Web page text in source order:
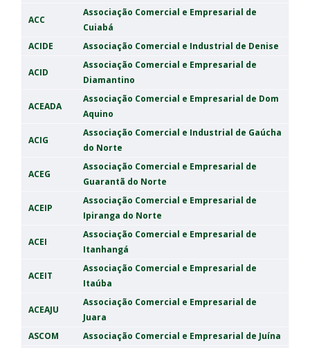
ACC
Associação Comercial e Empresarial de
Cuiabá
ACIDE
Associação Comercial e Industrial de Denise
ACID
Associação Comercial e Empresarial de
Diamantino
ACEADA
Associação Comercial e Empresarial de Dom
Aquino
ACIG
Associação Comercial e Industrial de Gaúcha
do Norte
ACEG
Associação Comercial e Empresarial de
Guarantã do Norte
ACEIP
Associação Comercial e Empresarial de
Ipiranga do Norte
ACEI
Associação Comercial e Empresarial de
Itanhangá
ACEIT
Associação Comercial e Empresarial de
Itaúba
ACEAJU
Associação Comercial e Empresarial de
Juara
ASCOM
Associação Comercial e Empresarial de Juína